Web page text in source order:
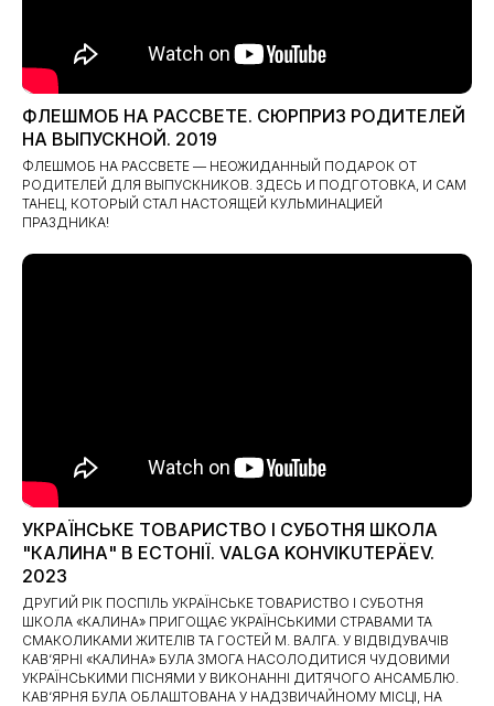
ФЛЕШМОБ НА РАССВЕТЕ. СЮРПРИЗ РОДИТЕЛЕЙ
НА ВЫПУСКНОЙ. 2019
ФЛЕШМОБ НА РАССВЕТЕ — НЕОЖИДАННЫЙ ПОДАРОК ОТ
РОДИТЕЛЕЙ ДЛЯ ВЫПУСКНИКОВ. ЗДЕСЬ И ПОДГОТОВКА, И САМ
ТАНЕЦ, КОТОРЫЙ СТАЛ НАСТОЯЩЕЙ КУЛЬМИНАЦИЕЙ
ПРАЗДНИКА!
УКРАЇНСЬКЕ ТОВАРИСТВО І СУБОТНЯ ШКОЛА
"КАЛИНА" В ЕСТОНІЇ. VALGA KOHVIKUTEPÄEV.
2023
ДРУГИЙ РІК ПОСПІЛЬ УКРАЇНСЬКЕ ТОВАРИСТВО І СУБОТНЯ
ШКОЛА «КАЛИНА» ПРИГОЩАЄ УКРАЇНСЬКИМИ СТРАВАМИ ТА
СМАКОЛИКАМИ ЖИТЕЛІВ ТА ГОСТЕЙ М. ВАЛГА. У ВІДВІДУВАЧІВ
КАВ‘ЯРНІ «КАЛИНА» БУЛА ЗМОГА НАСОЛОДИТИСЯ ЧУДОВИМИ
УКРАЇНСЬКИМИ ПІСНЯМИ У ВИКОНАННІ ДИТЯЧОГО АНСАМБЛЮ.
КАВ‘ЯРНЯ БУЛА ОБЛАШТОВАНА У НАДЗВИЧАЙНОМУ МІСЦІ, НА